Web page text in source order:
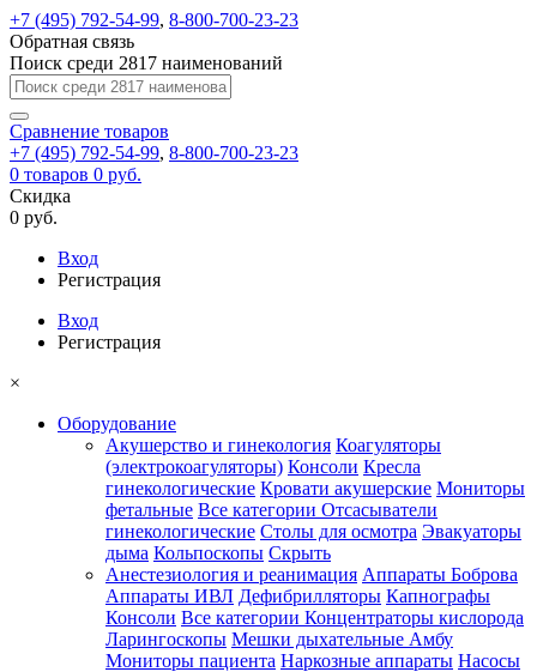
+7 (495) 792-54-99, 8-800-700-23-23
Обратная связь
Поиск среди 2817 наименований
Сравнение товаров
+7 (495) 792-54-99, 8-800-700-23-23
0 товаров 0 руб.
Скидка
0 руб.
Вход
Регистрация
Вход
Регистрация
×
Оборудование
Акушерство и гинекология Коагуляторы
(электрокоагуляторы) Консоли Кресла
гинекологические Кровати акушерские Мониторы
фетальные Все категории Отсасыватели
гинекологические Столы для осмотра Эвакуаторы
дыма Кольпоскопы Скрыть
Анестезиология и реанимация Аппараты Боброва
Аппараты ИВЛ Дефибрилляторы Капнографы
Консоли Все категории Концентраторы кислорода
Ларингоскопы Мешки дыхательные Амбу
Мониторы пациента Наркозные аппараты Насосы